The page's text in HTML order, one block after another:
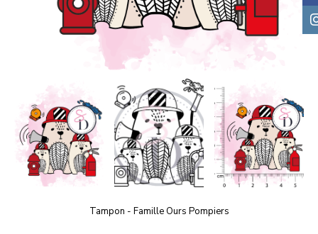
Tampon - Famille Ours Pompiers